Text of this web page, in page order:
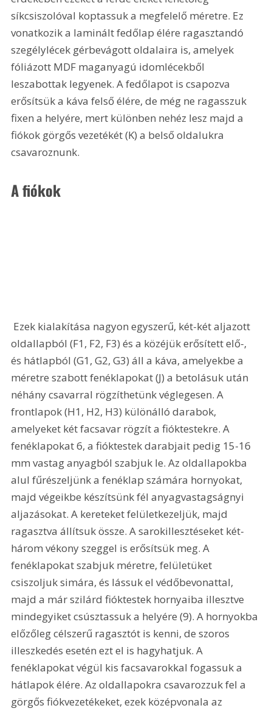
síkcsiszolóval koptassuk a megfelelő méretre. Ez
vonatkozik a laminált fedőlap élére ragasztandó
szegélylécek gérbevágott oldalaira is, amelyek
fóliázott MDF maganyagú idomlécekből
leszabottak legyenek. A fedőlapot is csapozva
erősítsük a káva felső élére, de még ne ragasszuk
fixen a helyére, mert különben nehéz lesz majd a
fiókok görgős vezetékét (K) a belső oldalukra
csavaroznunk.
A fiókok
oldallapból (F1, F2, F3) és a közéjük erősített elő-,
és hátlapból (G1, G2, G3) áll a káva, amelyekbe a
méretre szabott fenéklapokat (J) a betolásuk után
néhány csavarral rögzíthetünk véglegesen. A
frontlapok (H1, H2, H3) különálló darabok,
amelyeket két facsavar rögzít a fióktestekre. A
fenéklapokat 6, a fióktestek darabjait pedig 15-16
mm vastag anyagból szabjuk le. Az oldallapokba
alul fűrészeljünk a fenéklap számára hornyokat,
majd végeikbe készítsünk fél anyagvastagságnyi
aljazásokat. A kereteket felületkezeljük, majd
ragasztva állítsuk össze. A sarokillesztéseket két-
három vékony szeggel is erősítsük meg. A
fenéklapokat szabjuk méretre, felületüket
csiszoljuk simára, és lássuk el védőbevonattal,
majd a már szilárd fióktestek hornyaiba illesztve
mindegyiket csúsztassuk a helyére (9). A hornyokba
előzőleg célszerű ragasztót is kenni, de szoros
illeszkedés esetén ezt el is hagyhatjuk. A
fenéklapokat végül kis facsavarokkal fogassuk a
hátlapok élére. Az oldallapokra csavarozzuk fel a
görgős fiókvezetékeket, ezek középvonala az